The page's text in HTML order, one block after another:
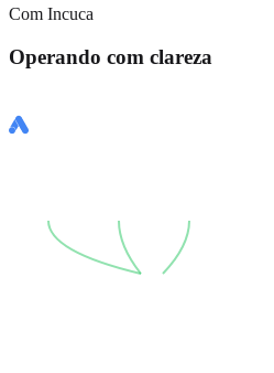
Com Incuca
Operando com clareza